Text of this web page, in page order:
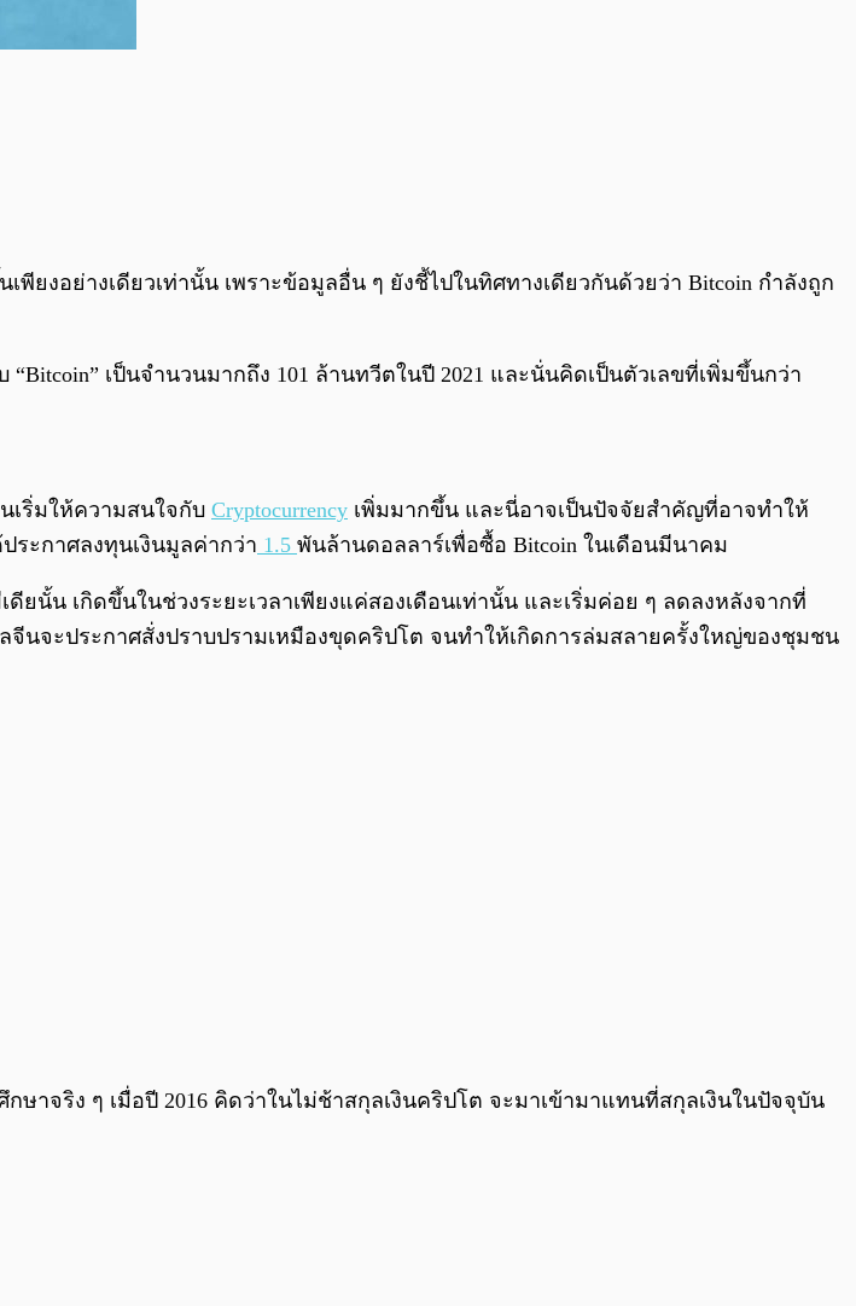
0:00 0:00
ยงอย่างเดียวเท่านั้น เพราะข้อมูลอื่น ๆ ยังชี้ไปในทิศทางเดียวกันด้วยว่า Bitcoin กำลังถูก
เป็นจำนวนมากถึง 101 ล้านทวีตในปี 2021 และนั่นคิดเป็นตัวเลขที่เพิ่มขึ้นกว่า
เริ่มให้ความสนใจกับ Cryptocurrency เพิ่มมากขึ้น และนี่อาจเป็นปัจจัยสำคัญที่อาจทำให้
ระกาศลงทุนเงินมูลค่ากว่า 1.5 พันล้านดอลลาร์เพื่อซื้อ Bitcoin ในเดือนมีนาคม
ยนั้น เกิดขึ้นในช่วงระยะเวลาเพียงแค่สองเดือนเท่านั้น และเริ่มค่อย ๆ ลดลงหลังจากที่
จีนจะประกาศสั่งปราบปรามเหมืองขุดคริปโต จนทำให้เกิดการล่มสลายครั้งใหญ่ของชุมชน
าจริง ๆ เมื่อปี 2016 คิดว่าในไม่ช้าสกุลเงินคริปโต จะมาเข้ามาแทนที่สกุลเงินในปัจจุบัน